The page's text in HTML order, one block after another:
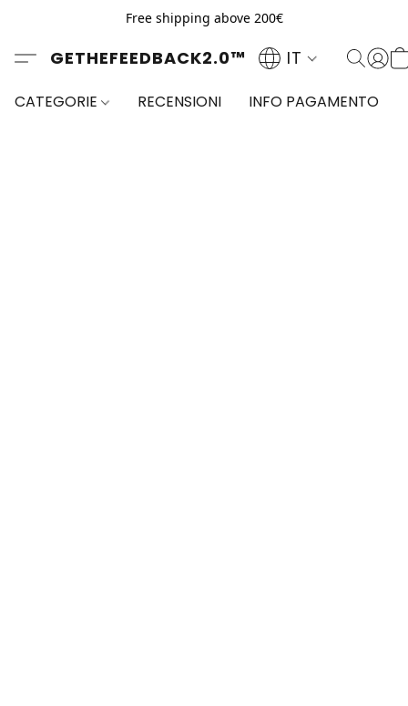
Free shipping above 200€
GETHEFEEDBACK2.0™ IT
CATEGORIE RECENSIONI INFO PAGAMENTO